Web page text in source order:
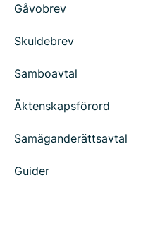
Gåvobrev
Skuldebrev
Samboavtal
Äktenskapsförord
Samäganderättsavtal
Guider